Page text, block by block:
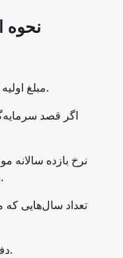
نحوه
مبلغ اولیه سرمایه‌گذاری یکجا را وارد کنید.
اگر قصد
برای یک صندوق شاخص متنوع).
تعداد سال‌هایی که
دفعات ترکیب سود را انتخاب کنید.